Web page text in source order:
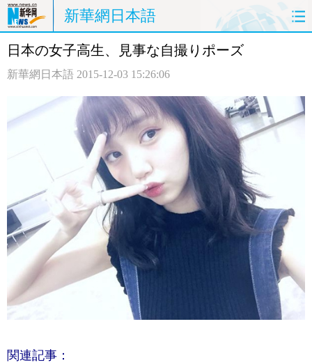
新華網日本語
ホームページ 政治
評論 写真
日本の女子高生、見事な自撮りポーズ
新華網日本語 2015-12-03 15:26:06
関連記事：